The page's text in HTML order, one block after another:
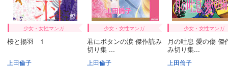
少女・女性マンガ
桜と揚羽 1
上田倫子
少女・女性マンガ
君にボタンの涙 傑作読み
切り集 ...
上田倫子
少女・女性マンガ
月の吐息 愛の傷 傑
み切り集...
上田倫子